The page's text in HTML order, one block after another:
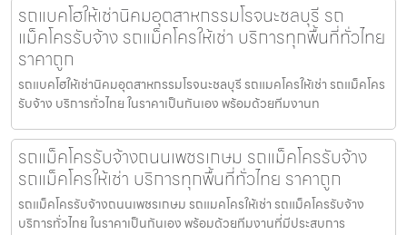
รถแบคโฮให้เช่านิคมอุตสาหกรรมโรจนะชลบุรี รถ
แม็คโครรับจ้าง รถแม็คโครให้เช่า บริการทุกพื้นที่ทั่วไทย
ราคาถูก
รถแบคโฮให้เช่านิคมอุตสาหกรรมโรจนะชลบุรี รถแมคโครให้เช่า รถแม็คโคร
รับจ้าง บริการทั่วไทย ในราคาเป็นกันเอง พร้อมด้วยทีมงานท
รถแม็คโครรับจ้างถนนเพชรเกษม รถแม็คโครรับจ้าง
รถแม็คโครให้เช่า บริการทุกพื้นที่ทั่วไทย ราคาถูก
รถแม็คโครรับจ้างถนนเพชรเกษม รถแมคโครให้เช่า รถแม็คโครรับจ้าง
บริการทั่วไทย ในราคาเป็นกันเอง พร้อมด้วยทีมงานที่มีประสบการ